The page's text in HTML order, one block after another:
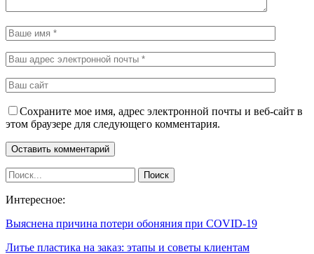
Сохраните мое имя, адрес электронной почты и веб-сайт в
этом браузере для следующего комментария.
Интересное:
Выяснена причина потери обоняния при COVID-19
Литье пластика на заказ: этапы и советы клиентам